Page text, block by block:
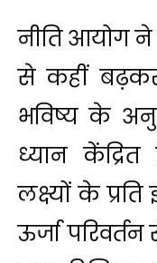
नीति आयोग
से कहीं
भविष्य के
ध्यान
लक्ष्यों के
ऊर्जा